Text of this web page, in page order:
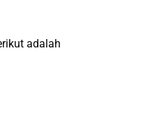
adalah